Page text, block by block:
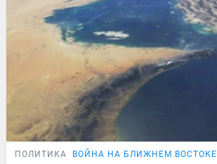
ПОЛИТИКА ВОЙНА НА БЛИЖНЕМ ВОСТОКЕ